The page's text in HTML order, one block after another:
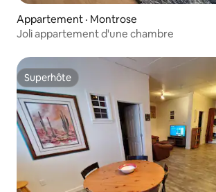
Appartement · Montrose
Joli appartement d'une chambre
Superhôte
Superhôte